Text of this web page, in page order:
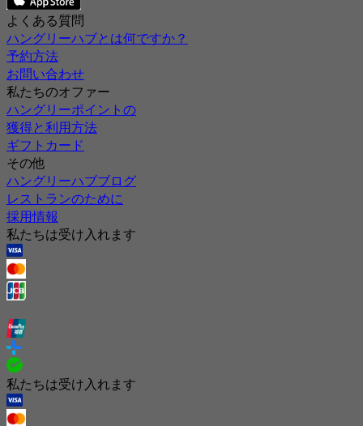
よくある質問
ハングリーハブとは何ですか？
予約方法
お問い合わせ
私たちのオファー
ハングリーポイントの
獲得と利用方法
ギフトカード
その他
ハングリーハブブログ
レストランのために
採用情報
私たちは受け入れます
私たちは受け入れます